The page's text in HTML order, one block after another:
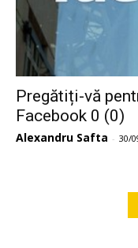
Pregătiți-vă
Facebook 0 (0)
Alexandru Safta - 30/